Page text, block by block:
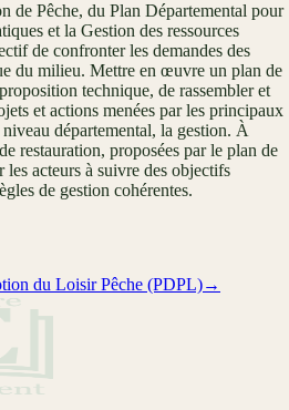
de Pêche, du Plan Départemental pour
et la Gestion des ressources
de confronter les demandes des
du milieu. Mettre en œuvre un plan de
technique, de rassembler et
et actions menées par les principaux
départemental, la gestion. À
restauration, proposées par le plan de
acteurs à suivre des objectifs
de gestion cohérentes.
du Loisir Pêche (PDPL)→